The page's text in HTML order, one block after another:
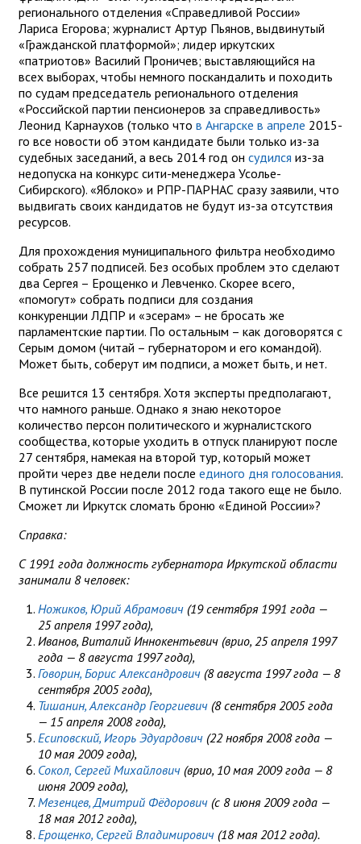
регионального отделения «Справедливой России»
Лариса Егорова; журналист Артур Пьянов, выдвинутый
«Гражданской платформой»; лидер иркутских
«патриотов» Василий Проничев; выставляющийся на
всех выборах, чтобы немного поскандалить и походить
по судам председатель регионального отделения
«Российской партии пенсионеров за справедливость»
Леонид Карнаухов (только что в Ангарске в апреле 2015-
го все новости об этом кандидате были только из-за
судебных заседаний, а весь 2014 год он судился из-за
недопуска на конкурс сити-менеджера Усолье-
Сибирского). «Яблоко» и РПР-ПАРНАС сразу заявили, что
выдвигать своих кандидатов не будут из-за отсутствия
ресурсов.
Для прохождения муниципального фильтра необходимо
собрать 257 подписей. Без особых проблем это сделают
два Сергея – Ерощенко и Левченко. Скорее всего,
«помогут» собрать подписи для создания
конкуренции ЛДПР и «эсерам» – не бросать же
парламентские партии. По остальным – как договорятся с
Серым домом (читай – губернатором и его командой).
Может быть, соберут им подписи, а может быть, и нет.
Все решится 13 сентября. Хотя эксперты предполагают,
что намного раньше. Однако я знаю некоторое
количество персон политического и журналистского
сообщества, которые уходить в отпуск планируют после
27 сентября, намекая на второй тур, который может
пройти через две недели после единого дня голосования.
В путинской России после 2012 года такого еще не было.
Сможет ли Иркутск сломать броню «Единой России»?
Справка:
С 1991 года должность губернатора Иркутской области
занимали 8 человек:
Ножиков, Юрий Абрамович (19 сентября 1991 года —
25 апреля 1997 года),
Иванов, Виталий Иннокентьевич (врио, 25 апреля 1997
года — 8 августа 1997 года),
Говорин, Борис Александрович (8 августа 1997 года — 8
сентября 2005 года),
Тишанин, Александр Георгиевич (8 сентября 2005 года
— 15 апреля 2008 года),
Есиповский, Игорь Эдуардович (22 ноября 2008 года —
10 мая 2009 года),
Сокол, Сергей Михайлович (врио, 10 мая 2009 года — 8
июня 2009 года),
Мезенцев, Дмитрий Фёдорович (с 8 июня 2009 года —
18 мая 2012 года),
Ерощенко, Сергей Владимирович (18 мая 2012 года).